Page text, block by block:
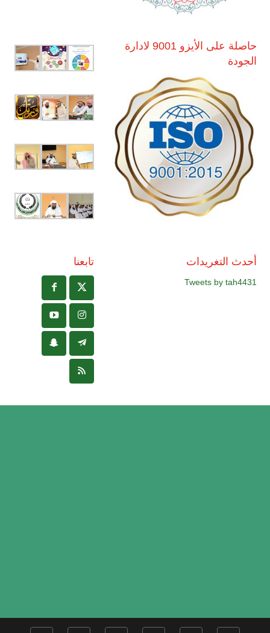
حاصلة على الأيزو 9001 لادارة
الجودة
أحدث التغريدات
Tweets by tah4431
تابعنا